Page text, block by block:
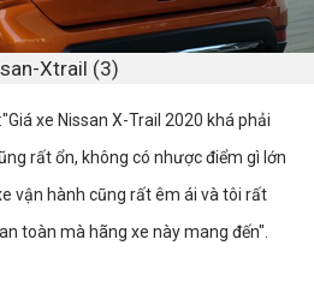
Xtrail (3)
xe Nissan X-Trail 2020 khá phải
rất ổn, không có nhược điểm gì lớn
vận hành cũng rất êm ái và tôi rất
toàn mà hãng xe này mang đến".